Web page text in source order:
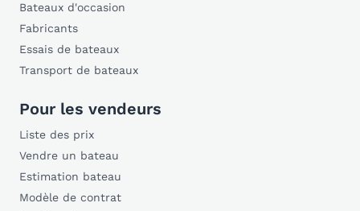
Bateaux d'occasion
Fabricants
Essais de bateaux
Transport de bateaux
Pour les vendeurs
Liste des prix
Vendre un bateau
Estimation bateau
Modèle de contrat